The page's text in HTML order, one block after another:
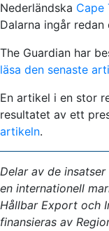
Nederländska Cape
Dalarna ingår
The Guardian har
läsa den senaste
En artikel i en stor
resultatet av ett
artikeln.
Delar av de
en internationell
Hållbar Export och
finansieras av